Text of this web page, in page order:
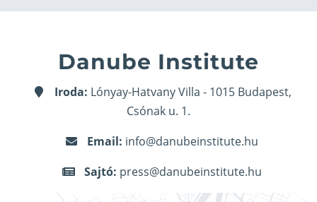
Danube Institute
Iroda: Lónyay-Hatvany Villa - 1015 Budapest,
Csónak u. 1.
Email: info@danubeinstitute.hu
Sajtó: press@danubeinstitute.hu